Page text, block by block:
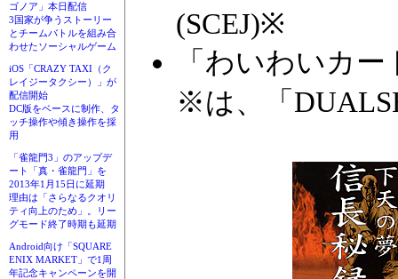
ゴノア」本日配信
3国家が争うストーリー
とチームバトルを組み合
わせたソーシャルゲーム
iOS「CRAZY TAXI（ク
レイジータクシー）」が
配信開始
DC版をベースに制作、タ
ッチ操作や傾き操作を採
用
「雀龍門3」のアップデ
ート「真・雀龍門」を
2013年1月15日に延期
理由は「さらなるクオリ
ティ向上のため」。リー
グモード終了時期も延期
Android向け「SQUARE
ENIX MARKET」で1周
年記念キャンペーンを開
(SCEJ)※
「わいわいカ
※は、「